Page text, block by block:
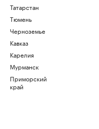
Татарстан
Тюмень
Черноземье
Кавказ
Карелия
Мурманск
Приморский
край